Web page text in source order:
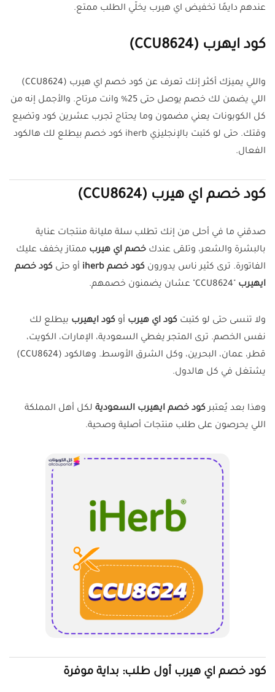
عندهم دايمًا تخفيض اي هيرب يخلّي الطلب ممتع.
كود ايهرب (CCU8624)
واللي يميزك أكثر إنك تعرف عن كود خصم اي هيرب (CCU8624)
اللي يضمن لك خصم يوصل حتى 25% وانت مرتاح. والأجمل إنه من
كل الكوبونات يعني مضمون وما يحتاج تجرب عشرين كود وتضيع
وقتك. حتى لو كتبت بالإنجليزي iherb كود خصم بيطلع لك هالكود
الفعال.
كود خصم اي هيرب (CCU8624)
صدقني ما في أحلى من إنك تطلب سلة مليانة منتجات عناية
بالبشرة والشعر، وتلقى عندك خصم اي هيرب ممتاز يخفف عليك
الفاتورة. ترى كثير ناس يدورون كود خصم iherb أو حتى كود خصم
ايهيرب
ولا تنسى حتى لو كتبت كود اي هيرب أو كود ايهيرب بيطلع لك
نفس الخصم. ترى المتجر يغطي السعودية، الإمارات، الكويت،
قطر، عمان، البحرين، وكل الشرق الأوسط. وهالكود (CCU8624)
يشتغل في كل هالدول.
وهذا بعد يُعتبركود خصم ايهيرب السعودية لكل أهل المملكة
اللي يحرصون على طلب منتجات أصلية وصحية.
كود خصم اي هيرب أول طلب: بداية موفرة